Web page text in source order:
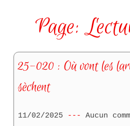
Page:
25-020 : Où vont les
sèchent
11/02/2025
Aucun